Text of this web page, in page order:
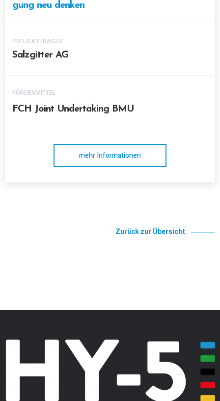
gung neu denken
PROJEKTTRÄGER
Salzgitter AG
FÖRDERMITTEL
FCH Joint Undertaking BMU
mehr Informationen
Zurück zur Übersicht